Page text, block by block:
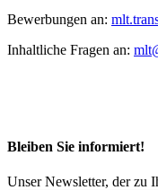
Bewerbungen an:
Inhaltliche Fragen an:
Bleiben Sie informiert!
Unser Newsletter, der zu